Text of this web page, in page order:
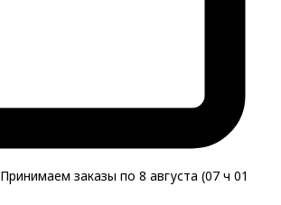
Принимаем заказы по 8 августа (07 ч 01